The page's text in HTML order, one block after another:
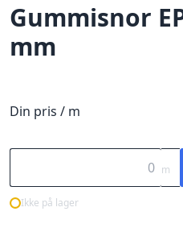
Gummisnor
mm
Din pris / m
m
Ikke på lager